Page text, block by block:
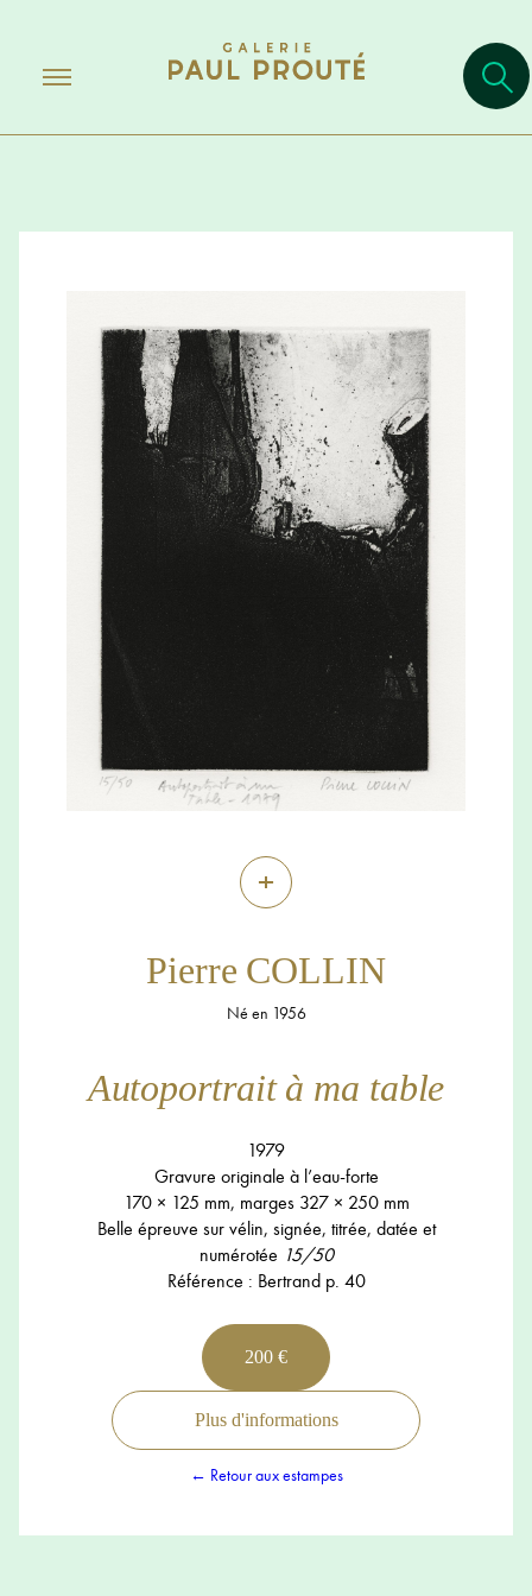
+
Pierre COLLIN
Né en 1956
Autoportrait à ma table
1979
Gravure originale à l’eau-forte
170 × 125 mm, marges 327 × 250 mm
Belle épreuve sur vélin, signée, titrée, datée et
numérotée 15/50
Référence : Bertrand p. 40
200 €
Plus d'informations
← Retour aux estampes